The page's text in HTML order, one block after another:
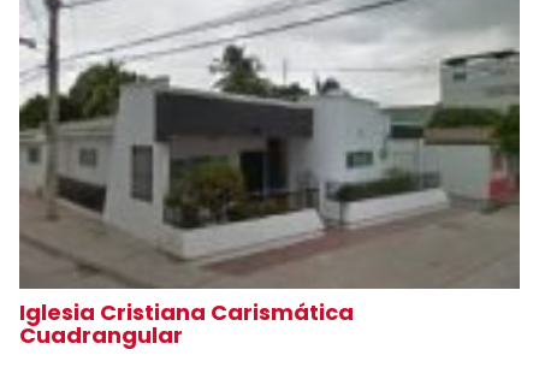
Iglesia Cristiana Carismática
Cuadrangular